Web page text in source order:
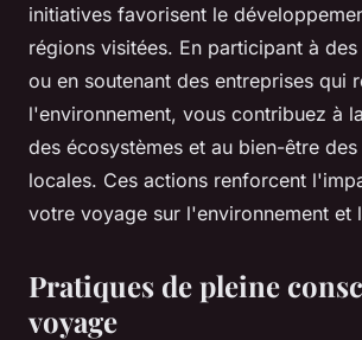
initiatives favorisent le
régions visitées. En participant à
ou en soutenant des entreprises qui
l'environnement, vous contribuez à
des écosystèmes et au bien-être
locales. Ces actions renforcent
votre voyage sur l'environnement et
Pratiques de pleine
voyage